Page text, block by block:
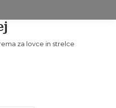
za lovce in strelce